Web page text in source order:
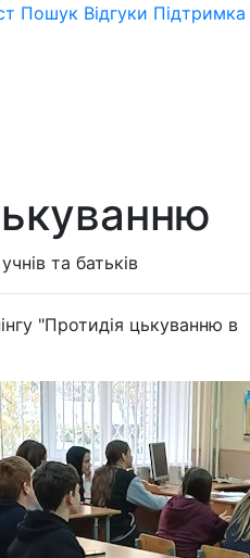
Пошук Відгуки Підтримка
та батьків
"Протидія цькуванню в